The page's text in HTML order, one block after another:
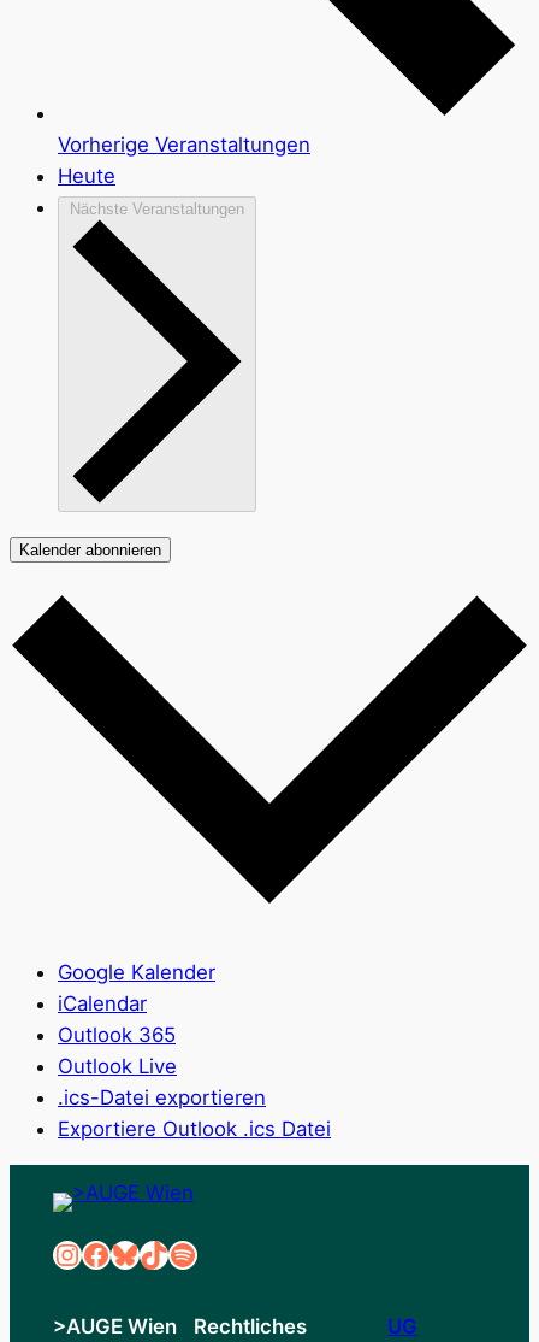
Vorherige Veranstaltungen
Heute
Nächste Veranstaltungen
Kalender abonnieren
Google Kalender
iCalendar
Outlook 365
Outlook Live
.ics-Datei exportieren
Exportiere Outlook .ics Datei
InstagramFacebook Bluesky TikTok Spotify
>AUGE Wien Rechtliches UG